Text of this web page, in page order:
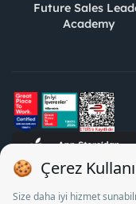
Future Sales
Academy